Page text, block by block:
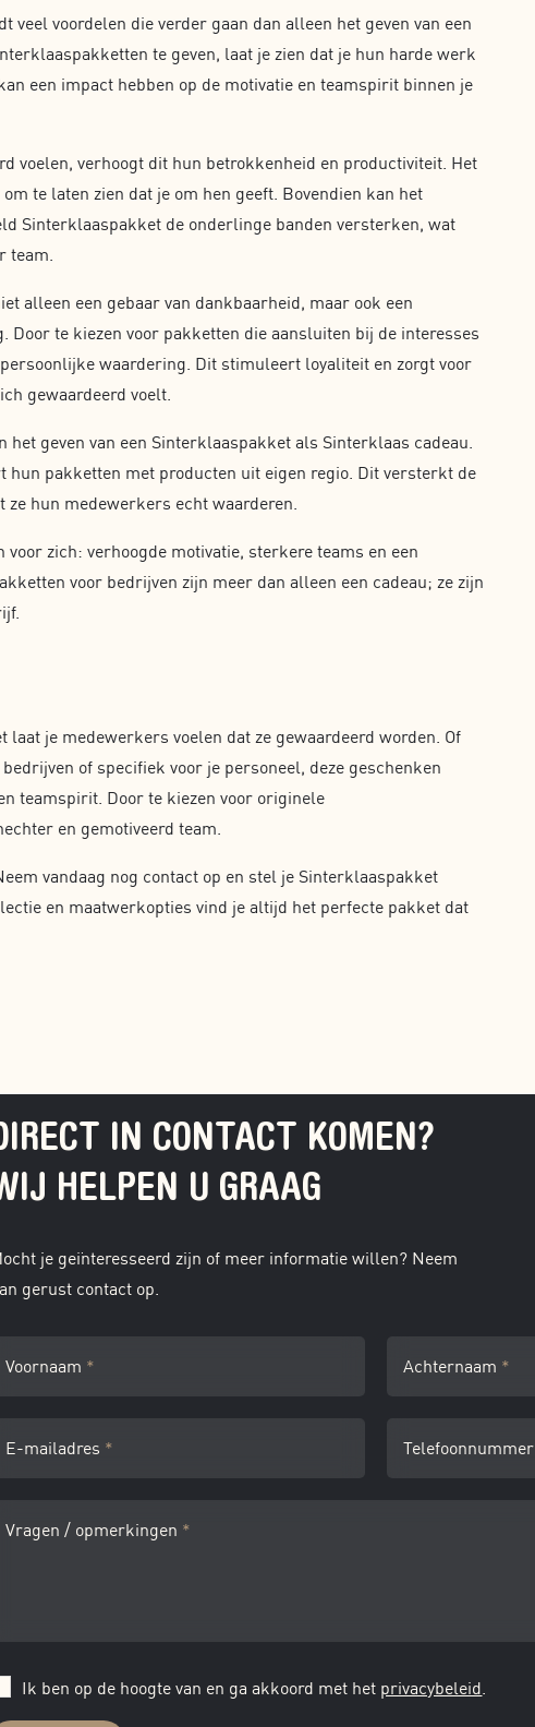
voordelen die verder gaan dan alleen het geven van een
te geven, laat je zien dat je hun harde werk
een impact hebben op de motivatie en teamspirit binnen je
voelen, verhoogt dit hun betrokkenheid en productiviteit. Het
te laten zien dat je om hen geeft. Bovendien kan het
Sinterklaaspakket de onderlinge banden versterken, wat
team.
alleen een gebaar van dankbaarheid, maar ook een
Door te kiezen voor pakketten die aansluiten bij de interesses
waardering. Dit stimuleert loyaliteit en zorgt voor
gewaardeerd voelt.
geven van een Sinterklaaspakket als Sinterklaas cadeau.
pakketten met producten uit eigen regio. Dit versterkt de
hun medewerkers echt waarderen.
zich: verhoogde motivatie, sterkere teams en een
voor bedrijven zijn meer dan alleen een cadeau; ze zijn
je medewerkers voelen dat ze gewaardeerd worden. Of
of specifiek voor je personeel, deze geschenken
teamspirit. Door te kiezen voor originele
en gemotiveerd team.
vandaag nog contact op en stel je Sinterklaaspakket
en maatwerkopties vind je altijd het perfecte pakket dat
IN CONTACT KOMEN?
HELPEN U GRAAG
je geïnteresseerd zijn of meer informatie willen? Neem
gerust contact op.
Voornaam * Achternaam *
E-mailadres * Telefoonnummer
Vragen / opmerkingen *
Ik ben op de hoogte van en ga akkoord met het privacybeleid